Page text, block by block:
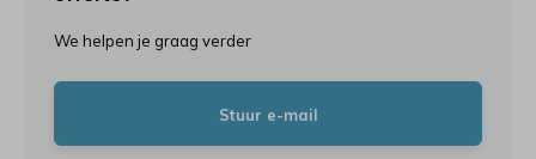
We helpen je graag verder
Stuur e-mail